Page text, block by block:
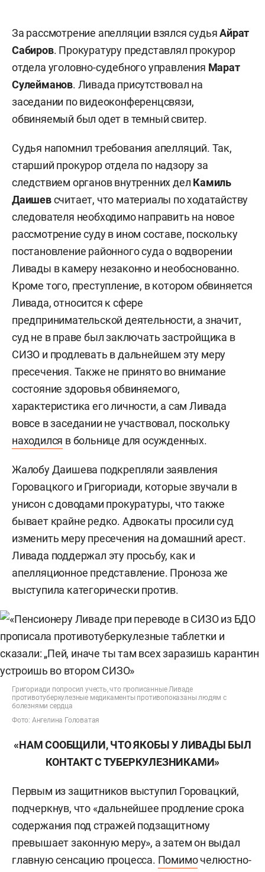
За рассмотрение апелляции взялся судьяАйрат
Сабиров. Прокуратуру представлял прокурор
отдела уголовно-судебного управления Марат
Сулейманов. Ливада присутствовал на
заседании по видеоконференцсвязи,
обвиняемый был одет в темный свитер.
Судья напомнил требования апелляций. Так,
старший прокурор отдела по надзору за
следствием органов внутренних дел Камиль
Даишевсчитает, что материалы по ходатайству
следователя необходимо направить на новое
рассмотрение суду в ином составе, поскольку
постановление районного суда о водворении
Ливады в камеру незаконно и необоснованно.
Кроме того, преступление, в котором обвиняется
Ливада, относится к сфере
предпринимательской деятельности, а значит,
суд не в праве был заключать застройщика в
СИЗО и продлевать в дальнейшем эту меру
пресечения. Также не принято во внимание
состояние здоровья обвиняемого,
характеристика его личности, а сам Ливада
вовсе в заседании не участвовал, поскольку
находился в больнице для осужденных.
Жалобу Даишева подкрепляли заявления
Горовацкого и Григориади, которые звучали в
унисон с доводами прокуратуры, что также
бывает крайне редко. Адвокаты просили суд
изменить меру пресечения на домашний арест.
Ливада поддержал эту просьбу, как и
апелляционное представление. Проноза же
выступила категорически против.
Григориади попросил учесть, что прописанные Ливаде
противотуберкулезные медикаменты противопоказаны людям с
болезнями сердца
Фото: Ангелина Головатая
«НАМ СООБЩИЛИ, ЧТО ЯКОБЫ У ЛИВАДЫ БЫЛ
КОНТАКТ С ТУБЕРКУЛЕЗНИКАМИ»
Первым из защитников выступил Горовацкий,
подчеркнув, что «дальнейшее продление срока
содержания под стражей подзащитному
превышает законную меру», а затем он выдал
главную сенсацию процесса. Помимочелюстно-